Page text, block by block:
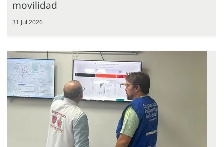
movilidad
31 Jul 2026